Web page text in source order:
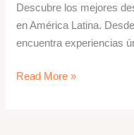
Descubre los mejores
en América Latina.
encuentra experiencias
Read More »